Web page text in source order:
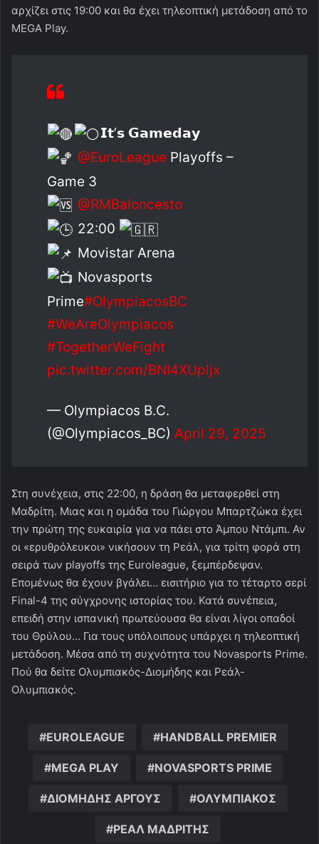
αρχίζει στις 19:00 και θα έχει τηλεοπτική μετάδοση από το
MEGA Play.
𝗜𝘁’𝘀 𝗚𝗮𝗺𝗲𝗱𝗮𝘆
@EuroLeague Playoffs –
Game 3
@RMBaloncesto
22:00
Movistar Arena
Novasports
Prime#OlympiacosBC
#WeAreOlympiacos
#TogetherWeFight
pic.twitter.com/BNI4XUpljx
— Olympiacos B.C.
(@Olympiacos_BC) April 29, 2025
Στη συνέχεια, στις 22:00, η δράση θα μεταφερθεί στη
Μαδρίτη. Μιας και η ομάδα του Γιώργου Μπαρτζώκα έχει
την πρώτη της ευκαιρία για να πάει στο Άμπου Ντάμπι. Αν
οι «ερυθρόλευκοι» νικήσουν τη Ρεάλ, για τρίτη φορά στη
σειρά των playoffs της Euroleague, ξεμπέρδεψαν.
Επομένως θα έχουν βγάλει… εισιτήριο για το τέταρτο σερί
Final-4 της σύγχρονης ιστορίας του. Κατά συνέπεια,
επειδή στην ισπανική πρωτεύουσα θα είναι λίγοι οπαδοί
του Θρύλου… Για τους υπόλοιπους υπάρχει η τηλεοπτική
μετάδοση. Μέσα από τη συχνότητα του Novasports Prime.
Πού θα δείτε Ολυμπιακός-Διομήδης και Ρεάλ-
Ολυμπιακός.
EUROLEAGUE HANDBALL PREMIER
MEGA PLAY NOVASPORTS PRIME
ΔΙΟΜΗΔΗΣ ΑΡΓΟΥΣ ΟΛΥΜΠΙΑΚΟΣ
ΡΕΑΛ ΜΑΔΡΙΤΗΣ